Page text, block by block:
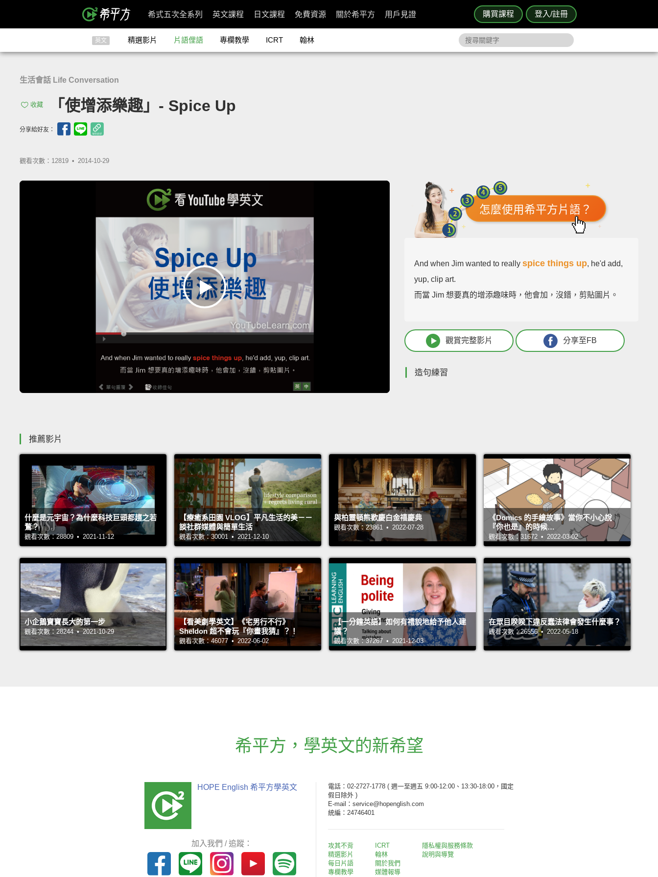
購買課程 登入/註冊
希式五次全系列 英文課程 日文課程 免費資源 關於希平方 用戶見證
英文 精選影片 片語俚語 專欄教學 ICRT 翰林
生活會話 Life Conversation
收藏 「使增添樂趣」- Spice Up
分享給好友：
觀看次數：12819 • 2014-10-29
怎麼使用希平方片語？
And when Jim wanted to reallyspice things up, he'd add,
yup, clip art.
而當 Jim 想要真的增添趣味時，他會加，沒錯，剪貼圖片。
觀賞完整影片 分享至FB
造句練習
推薦影片
什麼是元宇宙？為什麼科技巨頭都趨之若
鶩？
觀看次數：28809 • 2021-11-12
【療癒系田園 VLOG】平凡生活的美－－
談社群媒體與簡單生活
觀看次數：30001 • 2021-12-10
與柏靈頓熊歡慶白金禧慶典
觀看次數：23861 • 2022-07-28
《Domics 的手繪故事》當你不小心說
『你也是』的時候…
觀看次數：31672 • 2022-03-02
小企鵝寶寶長大的第一步
觀看次數：28244 • 2021-10-29
【看美劇學英文】《宅男行不行》
Sheldon 超不會玩『你畫我猜』？！
觀看次數：46077 • 2022-06-02
【一分鐘英語】如何有禮貌地給予他人建
議？
觀看次數：37267 • 2021-12-03
在眾目睽睽下違反蠢法律會發生什麼事？
觀看次數：26556 • 2022-05-18
希平方 ， 學英文的新希望
HOPE English 希平方學英文
加入我們 / 追蹤：
電話：02-2727-1778 ( 週一至週五 9:00-12:00、13:30-18:00，國定
假日除外 )
E-mail：service@hopenglish.com
統編：24746401
攻其不背
精選影片
每日片語
專欄教學
ICRT
翰林
關於我們
媒體報導
隱私權與服務條款
說明與導覽